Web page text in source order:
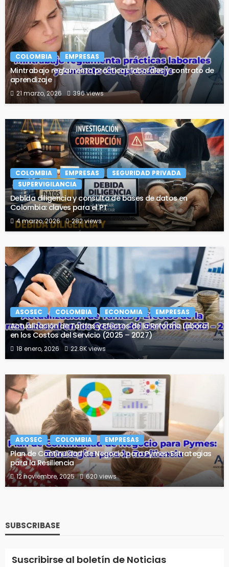
COLOMBIA EMPRESAS
Mintrabajo reglamenta prácticas laborales y contrato de
aprendizaje
21 marzo, 2026 396 views
COLOMBIA EMPRESAS
SEGURIDAD PRIVADA
SUPERVIGILANCIA
Debida diligencia y consulta de bases de datos en
Colombia: claves para el PT
4 marzo, 2026 282 views
ASOSEC COLOMBIA ECONOMIA EMPRESAS
Actualización de Tarifas y Efectos de la Reforma Laboral
en los Costos del Servicio (2025 – 2027)
18 enero, 2026 22.8K views
ASOSEC COLOMBIA EMPRESAS
Plan de Continuidad de Negocio para Pymes: Estrategias
para la Resiliencia
12 noviembre, 2025 620 views
SUBSCRIBASE
Suscribirse al boletín de Noticias